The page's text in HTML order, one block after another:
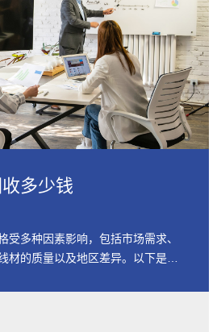
多少钱
受多种因素影响，包括市场需求、
材的质量以及地区差异。以下是关